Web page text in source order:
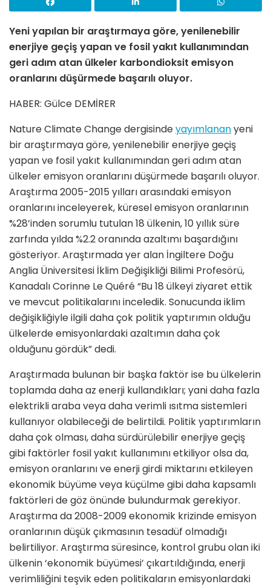
Yeni yapılan bir araştırmaya göre, yenilenebilir
enerjiye geçiş yapan ve fosil yakıt kullanımından
geri adım atan ülkeler karbondioksit emisyon
oranlarını düşürmede başarılı oluyor.
HABER: Gülce DEMİRER
Nature Climate Change dergisindeyayımlananyeni
bir araştırmaya göre, yenilenebilir enerjiye geçiş
yapan ve fosil yakıt kullanımından geri adım atan
ülkeler emisyon oranlarını düşürmede başarılı oluyor.
Araştırma 2005-2015 yılları arasındaki emisyon
oranlarını inceleyerek, küresel emisyon oranlarının
%28’inden sorumlu tutulan 18 ülkenin, 10 yıllık süre
zarfında yılda %2.2 oranında azaltımı başardığını
gösteriyor. Araştırmada yer alan İngiltere Doğu
Anglia Üniversitesi İklim Değişikliği Bilimi Profesörü,
Kanadalı Corinne Le Quéré “Bu 18 ülkeyi ziyaret ettik
ve mevcut politikalarını inceledik. Sonucunda iklim
değişikliğiyle ilgili daha çok politik yaptırımın olduğu
ülkelerde emisyonlardaki azaltımın daha çok
olduğunu gördük” dedi.
Araştırmada bulunan bir başka faktör ise bu ülkelerin
toplamda daha az enerji kullandıkları; yani daha fazla
elektrikli araba veya daha verimli ısıtma sistemleri
kullanıyor olabileceği de belirtildi. Politik yaptırımların
daha çok olması, daha sürdürülebilir enerjiye geçiş
gibi faktörler fosil yakıt kullanımını etkiliyor olsa da,
emisyon oranlarını ve enerji girdi miktarını etkileyen
ekonomik büyüme veya küçülme gibi daha kapsamlı
faktörleri de göz önünde bulundurmak gerekiyor.
Araştırma da 2008-2009 ekonomik krizinde emisyon
oranlarının düşük çıkmasının tesadüf olmadığı
belirtiliyor. Araştırma süresince, kontrol grubu olan iki
ülkenin ‘ekonomik büyümesi’ çıkartıldığında, enerji
verimliliğini teşvik eden politikaların emisyonlardaki